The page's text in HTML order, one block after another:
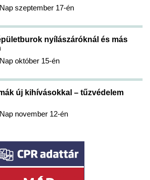
szeptember 17-én
nyílászáróknál és más
október 15-én
új kihívásokkal – tűzvédelem
november 12-én